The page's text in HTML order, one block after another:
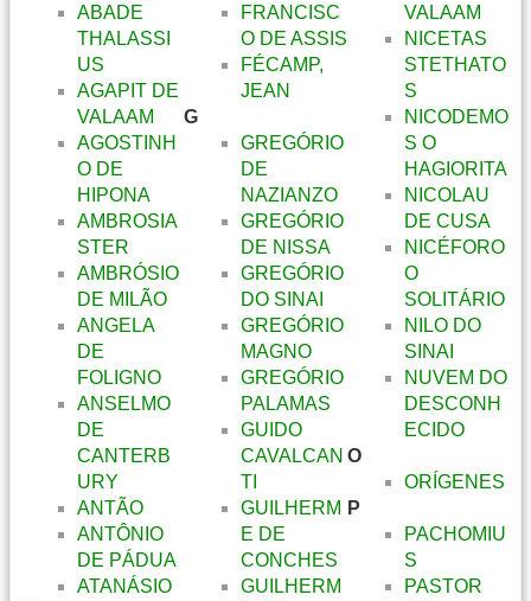
ABADE
THALASSI
US
AGAPIT DE
VALAAM
AGOSTINH
O DE
HIPONA
AMBROSIA
STER
AMBRÓSIO
DE MILÃO
ANGELA
DE
FOLIGNO
ANSELMO
DE
CANTERB
URY
ANTÃO
ANTÔNIO
DE PÁDUA
ATANÁSIO
FRANCISC
O DE ASSIS
FÉCAMP,
JEAN
G
GREGÓRIO
DE
NAZIANZO
GREGÓRIO
DE NISSA
GREGÓRIO
DO SINAI
GREGÓRIO
MAGNO
GREGÓRIO
PALAMAS
GUIDO
CAVALCAN
TI
GUILHERM
E DE
CONCHES
GUILHERM
VALAAM
NICETAS
STETHATO
S
NICODEMO
S O
HAGIORITA
NICOLAU
DE CUSA
NICÉFORO
O
SOLITÁRIO
NILO DO
SINAI
NUVEM DO
DESCONH
ECIDO
O
ORÍGENES
P
PACHOMIU
S
PASTOR